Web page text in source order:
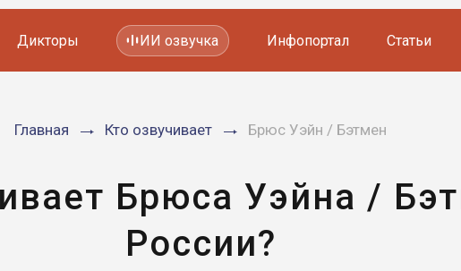
Мультфильмов
Дикторы ИИ озвучка Инфопортал Статьи
Главная Кто озвучивает Брюс Уэйн / Бэтмен
Брюса Уэйна /
России?